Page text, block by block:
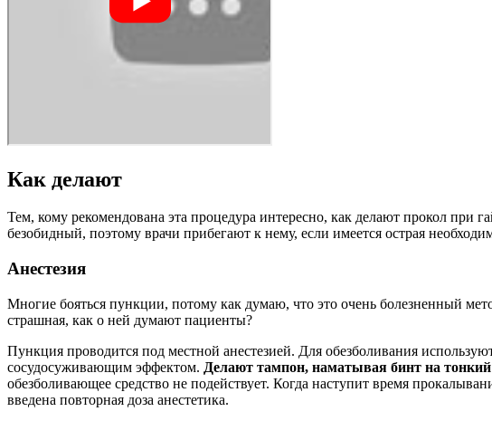
Как делают
Тем, кому рекомендована эта процедура интересно, как делают прокол при
безобидный, поэтому врачи прибегают к нему, если имеется острая
Анестезия
Многие бояться пункции, потому как думаю, что это очень болезненный
страшная, как о ней думают пациенты?
Пункция проводится под местной анестезией. Для обезболивания
сосудосуживающим эффектом. Делают тампон, наматывая бинт на
обезболивающее средство не подействует. Когда наступит время
введена повторная доза анестетика.